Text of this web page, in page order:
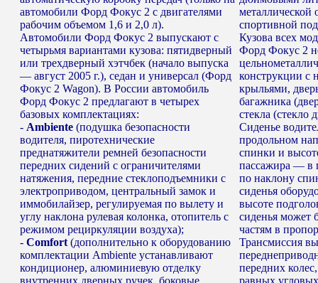
автомобили Форд Фокус 2 с двигателями
рабочим объемом 1,6 и 2,0 л).
Автомобили Форд Фокус 2 выпускают с
четырьмя вариантами кузова: пятидверный
или трехдверный хэтчбек (начало выпуска
— август 2005 г.), седан и универсал (Форд
Фокус 2 Wagon). В России автомобиль
Форд Фокус 2 предлагают в четырех
базовых комплектациях:
- Ambiente (подушка безопасности
водителя, пиротехнические
преднатяжители ремней безопасности
передних сидений с ограничителями
натяжения, передние стеклоподъемники с
электроприводом, центральный замок и
иммобилайзер, регулируемая по вылету и
углу наклона рулевая колонка, отопитель с
режимом рециркуляции воздуха);
- Comfort (дополнительно к оборудованию
комплектации Ambiente устанавливают
кондиционер, алюминиевую отделку
металлической
спортивной
Кузова всех
Форд Фокус 2
конструкции с
крыльями,
багажника
стекла (стекло
Сиденье
продольном
спинки и
пассажира — в
по наклону
сиденья
высоте
сиденья может
частям в
Трансмиссия
передних